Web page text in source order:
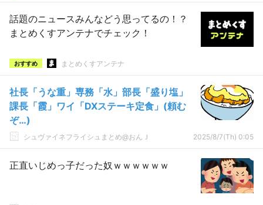
話題のニュースみんなどう思ってるの！？
まとめくすアンテナでチェック！
おすすめ まとめくすアンテナ
社長「うな重」専務「水」部長「盛り塩」
課長「霞」ワイ「DXステーキ定食」(頼む
ぞ…)
シュヴァイネフライシュまとめ@おんＪ 2025/8/7(Th) 0:05
正直いじめっ子だった奴ｗｗｗｗｗｗ